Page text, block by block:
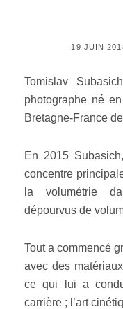
POSTED
19 JUIN
Tomislav
photographe né
Bretagne-France
En 2015
concentre
la volumétrie
dépourvus de
Tout a commencé
avec des
ce qui lui a
carrière ; l’art